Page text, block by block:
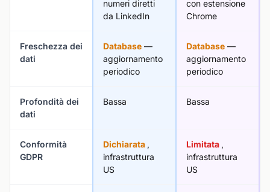
numeri diretti
da LinkedIn
con estensione
Chrome
Freschezza dei
dati
Database —
aggiornamento
periodico
Database —
aggiornamento
periodico
Profondità dei
dati
Bassa Bassa
Conformità
GDPR
Dichiarata ,
infrastruttura
US
Limitata ,
infrastruttura
US